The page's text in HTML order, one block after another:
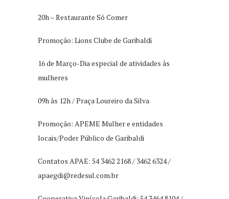
20h – Restaurante Só Comer
Promoção: Lions Clube de Garibaldi
16 de Março-Dia especial de atividades às
mulheres
09h às 12h / Praça Loureiro da Silva
Promoção: APEME Mulher e entidades
locais/Poder Público de Garibaldi
Contatos APAE: 54 3462 2168 / 3462 6324 /
apaegdi@redesul.com.br